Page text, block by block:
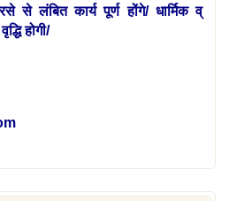
से लंबित कार्य पूर्ण होंगे/ धार्मिक व्
होगी/